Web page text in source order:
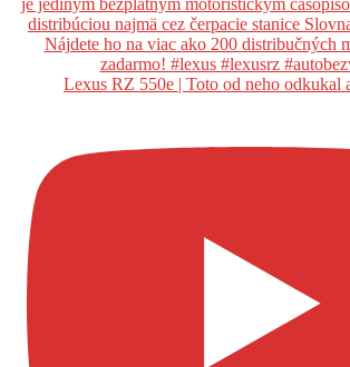
Lexus RZ 550e | Toto od neho odkukal